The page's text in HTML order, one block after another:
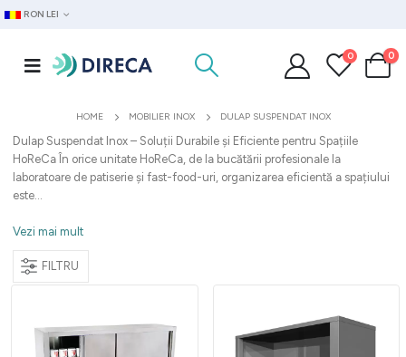
RON LEI
0 0
HOME MOBILIER INOX DULAP SUSPENDAT INOX
Dulap Suspendat Inox – Soluții Durabile și Eficiente pentru Spațiile
HoReCa În orice unitate HoReCa, de la bucătării profesionale la
laboratoare de patiserie și fast-food-uri, organizarea eficientă a spațiului
este...
Vezi mai mult
FILTRU